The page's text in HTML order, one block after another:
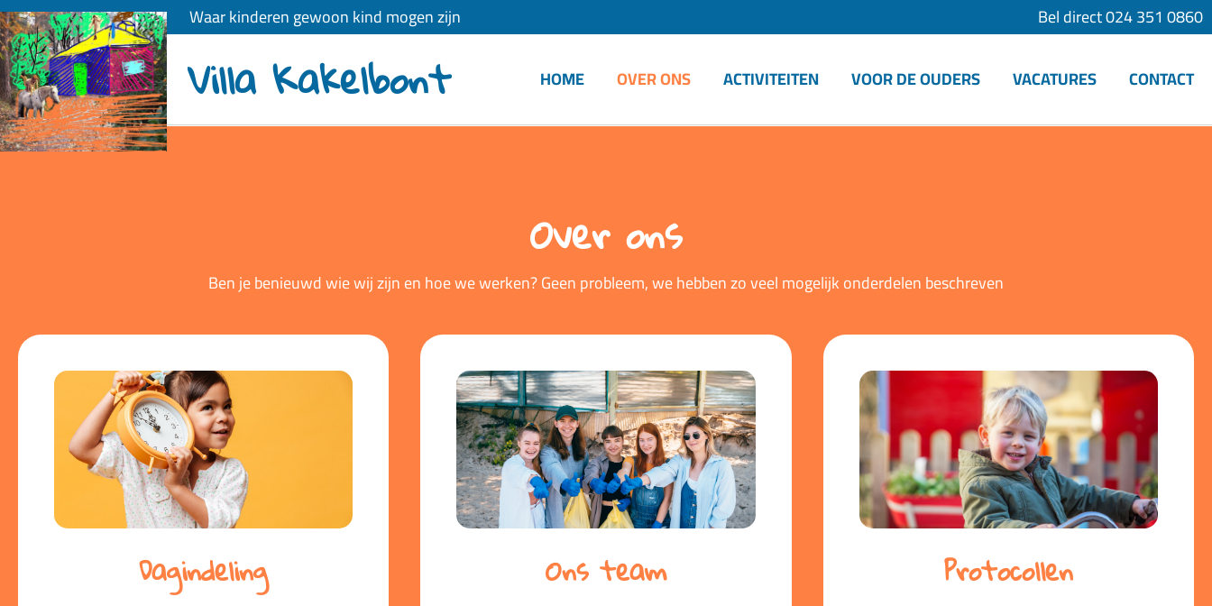
Waar kinderen gewoon kind mogen zijn Bel direct 024 351 0860
Villa Kakelbont HOME OVER ONS ACTIVITEITEN VOOR DE OUDERS VACATURES CONTACT
Over ons
Ben je benieuwd wie wij zijn en hoe we werken? Geen probleem, we hebben zo veel mogelijk onderdelen beschreven
Dagindeling Ons team Protocollen